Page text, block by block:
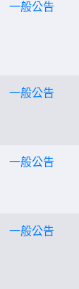
一般公告
一般公告
一般公告
一般公告